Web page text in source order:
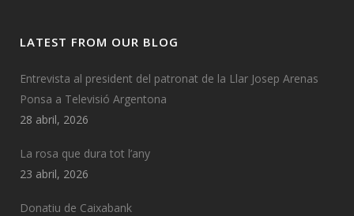
LATEST FROM OUR BLOG
Entrevista al president del patronat de la Llar Josep Arenas
Ponsa a Televisió Argentona
28 abril, 2026
La rosa que dura tot l’any
23 abril, 2026
Donatiu de Caixabank